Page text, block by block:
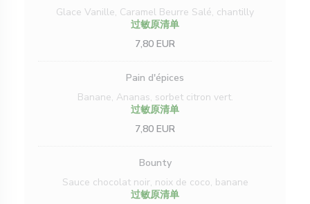
Glace Vanille, Caramel Beurre Salé, chantilly
过敏原清单
7,80 EUR
Pain d'épices
Banane, Ananas, sorbet citron vert.
过敏原清单
7,80 EUR
Bounty
Sauce chocolat noir, noix de coco, banane
过敏原清单